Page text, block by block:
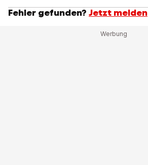
Fehler gefunden? Jetzt melden